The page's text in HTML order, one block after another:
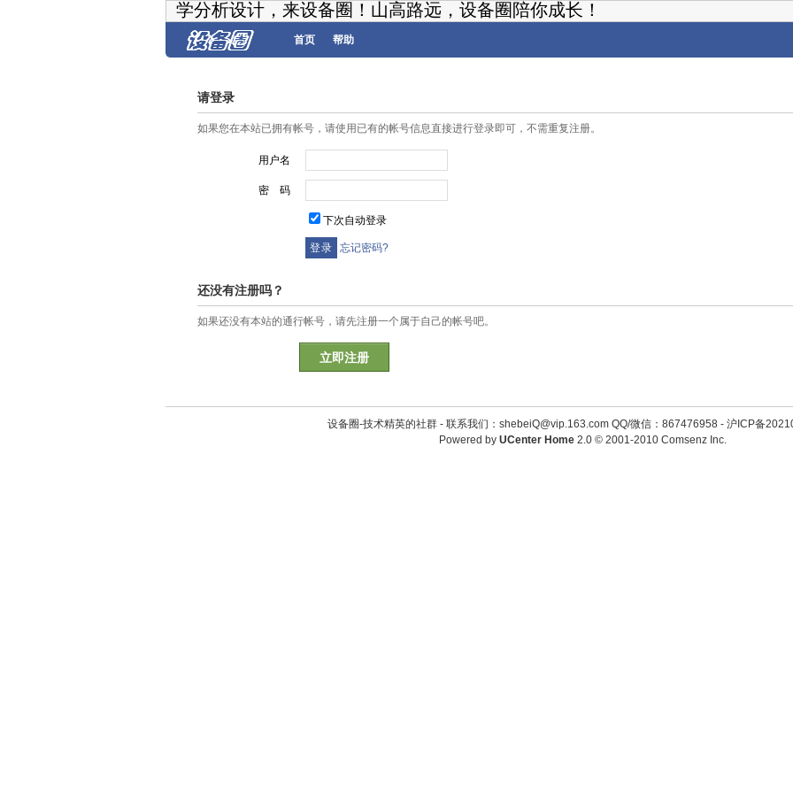
学分析设计，来设备圈！山高路远，设备圈陪你成长！
首页 帮助
请登录
如果您在本站已拥有帐号，请使用已有的帐号信息直接进行登录即可，不需重复注册。
用户名
密 码
下次自动登录
忘记密码?
还没有注册吗？
如果还没有本站的通行帐号，请先注册一个属于自己的帐号吧。
立即注册
设备圈-技术精英的社群 - 联系我们：shebeiQ@vip.163.com QQ/微信：867476958- 沪ICP备
Powered by UCenter Home 2.0© 2001-2010 Comsenz Inc.